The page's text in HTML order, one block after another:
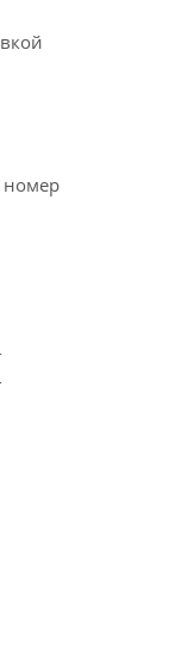
номер